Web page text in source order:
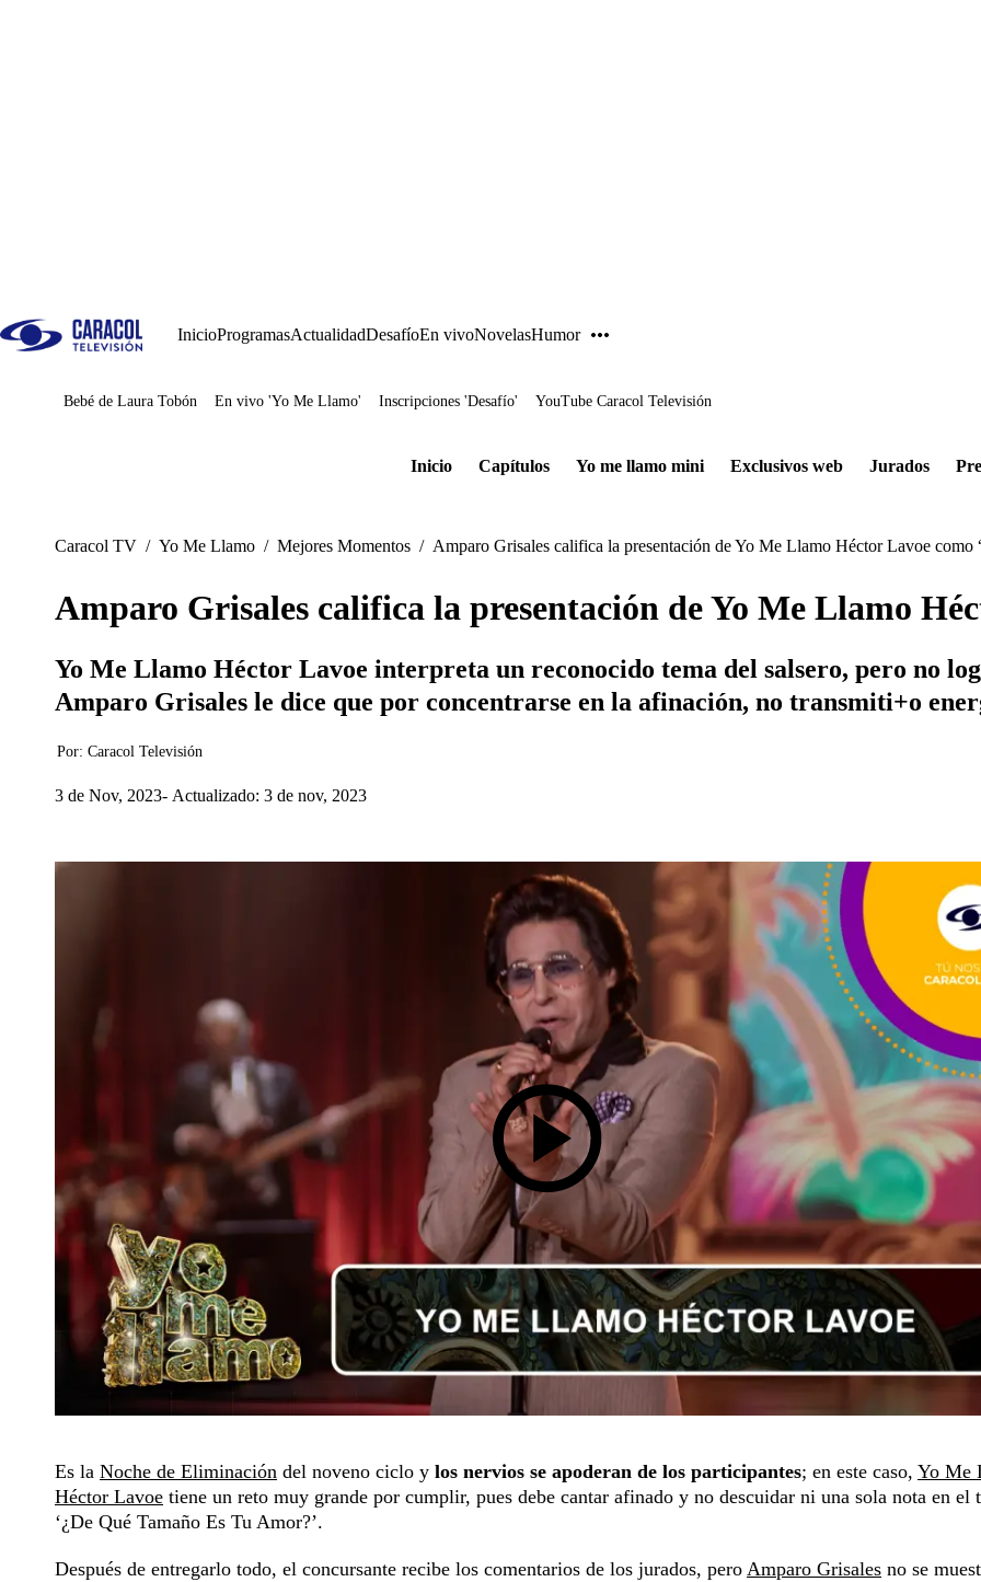
InicioProgramasActualidadDesafíoEn vivoNovelasHumor
Juegos
Bebé de Laura Tobón En vivo 'Yo Me Llamo' Inscripciones 'Desafío' YouTube Caracol Televisión
Inicio Capítulos Yo me llamo mini Exclusivos web Jurados
Caracol TV / Yo Me Llamo / Mejores Momentos / Amparo Grisales califica la presentación de Yo Me Llamo Héctor Lavoe como
Amparo Grisales califica la presentación de Yo Me Llamo
Yo Me Llamo Héctor Lavoe interpreta un reconocido tema del salsero, pero no
Amparo Grisales le dice que por concentrarse en la afinación, no transmiti+o
Por: Caracol Televisión
3 de Nov, 2023 Actualizado: 3 de nov, 2023
Es la Noche de Eliminación del noveno ciclo y los nervios se apoderan de los participantes; en este caso, Yo Me
Héctor Lavoe tiene un reto muy grande por cumplir, pues debe cantar afinado y no descuidar ni una sola nota en el
‘¿De Qué Tamaño Es Tu Amor?’.
Después de entregarlo todo, el concursante recibe los comentarios de los jurados, pero Amparo Grisales no se